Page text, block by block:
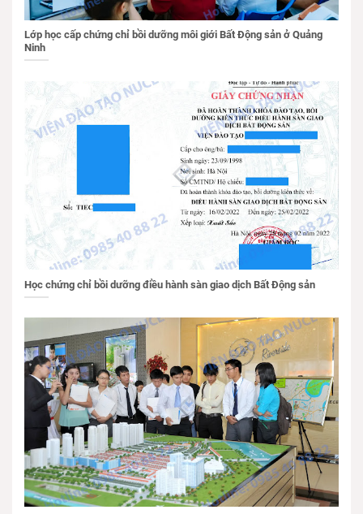
Lớp học cấp chứng chỉ bồi dưỡng môi giới Bất Động sản ở Quảng
Ninh
Học chứng chỉ bồi dưỡng điều hành sàn giao dịch Bất Động sản